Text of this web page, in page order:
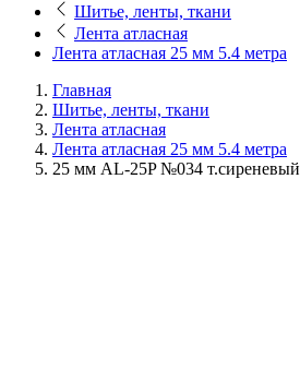
Шитье, ленты, ткани
Лента атласная
Лента атласная 25 мм 5.4 метра
Главная
Шитье, ленты, ткани
Лента атласная
Лента атласная 25 мм 5.4 метра
25 мм AL-25P №034 т.сиреневый